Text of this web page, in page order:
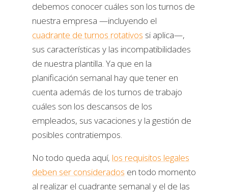
debemos conocer cuáles son los turnos de
nuestra empresa —incluyendo el
cuadrante de turnos rotativos si aplica—,
sus características y las incompatibilidades
de nuestra plantilla. Ya que en la
planificación semanal hay que tener en
cuenta además de los turnos de trabajo
cuáles son los descansos de los
empleados, sus vacaciones y la gestión de
posibles contratiempos.
No todo queda aquí, los requisitos legales
deben ser considerados en todo momento
al realizar el cuadrante semanal y el de las